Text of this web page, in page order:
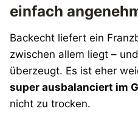
einfach
Backecht liefert ein
zwischen allem liegt –
überzeugt. Es ist eher
super ausbalanciert im
nicht zu trocken.